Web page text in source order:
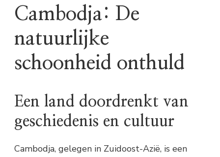
Cambodja: De
natuurlijke
schoonheid onthuld
Een land doordrenkt van
geschiedenis en cultuur
Cambodja, gelegen in Zuidoost-Azië, is een